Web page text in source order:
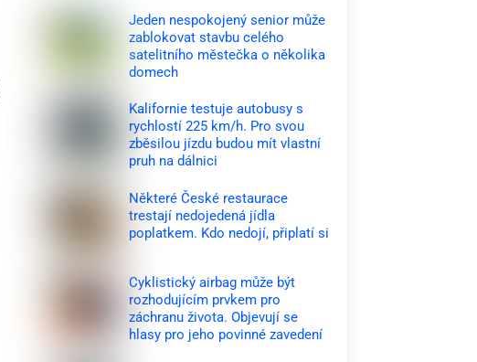
Jeden nespokojený senior může
zablokovat stavbu celého
satelitního městečka o několika
domech
Kalifornie testuje autobusy s
rychlostí 225 km/h. Pro svou
zběsilou jízdu budou mít vlastní
pruh na dálnici
Některé České restaurace
trestají nedojedená jídla
poplatkem. Kdo nedojí, připlatí si
Cyklistický airbag může být
rozhodujícím prvkem pro
záchranu života. Objevují se
hlasy pro jeho povinné zavedení